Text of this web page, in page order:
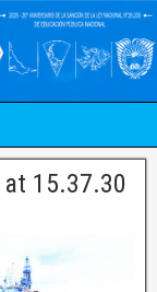
15.37.30